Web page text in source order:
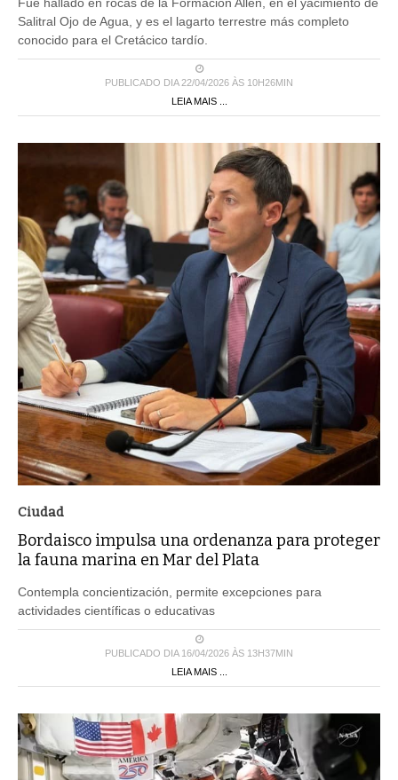
Fue hallado en rocas de la Formación Allen, en el yacimiento de
Salitral Ojo de Agua, y es el lagarto terrestre más completo
conocido para el Cretácico tardío.
PUBLICADO DIA 22/04/2026 ÀS 10H26MIN
LEIA MAIS ...
Ciudad
Bordaisco impulsa una ordenanza para proteger
la fauna marina en Mar del Plata
Contempla concientización, permite excepciones para
actividades científicas o educativas
PUBLICADO DIA 16/04/2026 ÀS 13H37MIN
LEIA MAIS ...